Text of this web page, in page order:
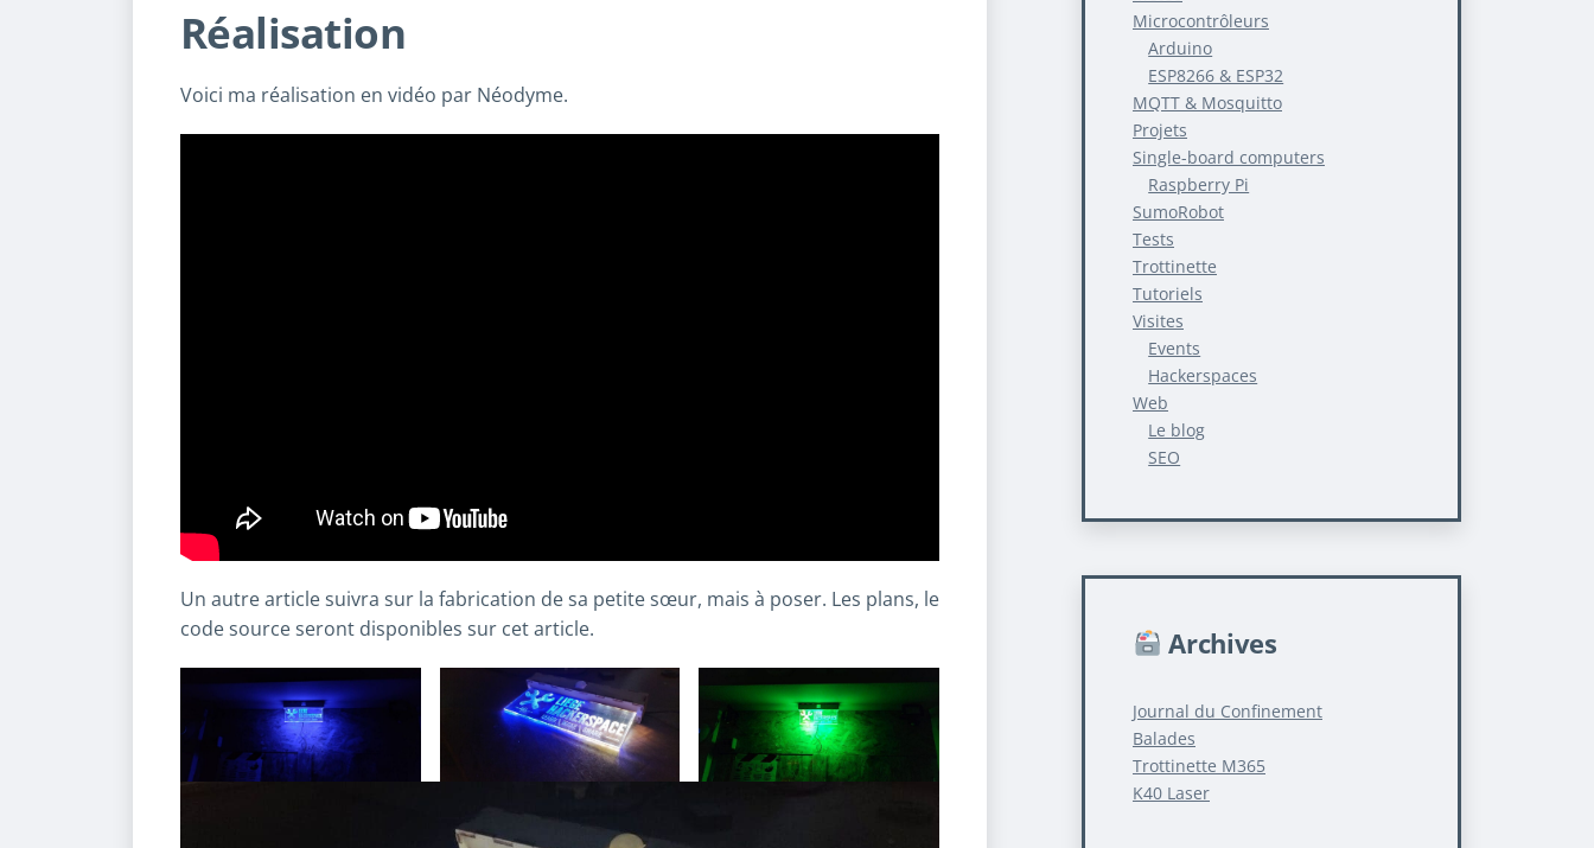
Réalisation
Voici ma réalisation en vidéo par Néodyme.
Un autre article suivra sur la fabrication de sa petite sœur, mais à poser. Les plans, le
code source seront disponibles sur cet article.
Microcontrôleurs
Arduino
ESP8266 & ESP32
MQTT & Mosquitto
Projets
Single-board computers
Raspberry Pi
SumoRobot
Tests
Trottinette
Tutoriels
Visites
Events
Hackerspaces
Web
Le blog
SEO
Archives
Journal du Confinement
Balades
Trottinette M365
K40 Laser